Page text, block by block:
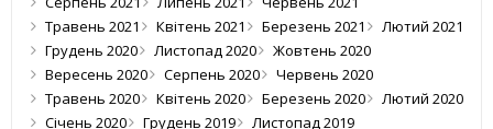
Травень 2021
Квітень 2021 Березень 2021
Лютий 2021
Грудень 2020
Листопад 2020
Жовтень 2020
Вересень 2020
Серпень 2020
Червень 2020
Травень 2020
Квітень 2020 Березень 2020
Лютий 2020
Січень 2020
Грудень 2019
Листопад 2019